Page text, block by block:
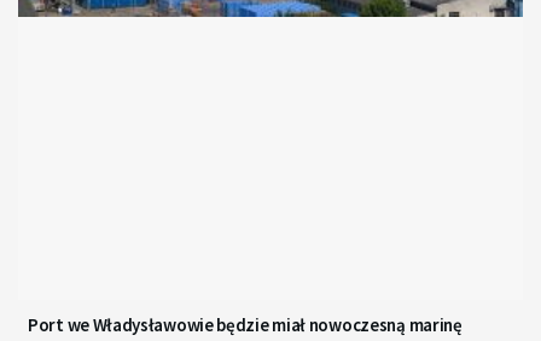
Port we Władysławowie będzie miał nowoczesną marinę